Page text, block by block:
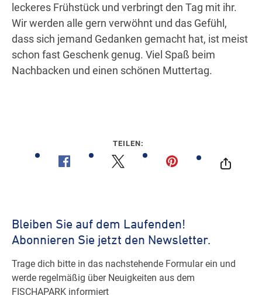
leckeres Frühstück und verbringt den Tag mit ihr.
Wir werden alle gern verwöhnt und das Gefühl,
dass sich jemand Gedanken gemacht hat, ist meist
schon fast Geschenk genug. Viel Spaß beim
Nachbacken und einen schönen Muttertag.
TEILEN: